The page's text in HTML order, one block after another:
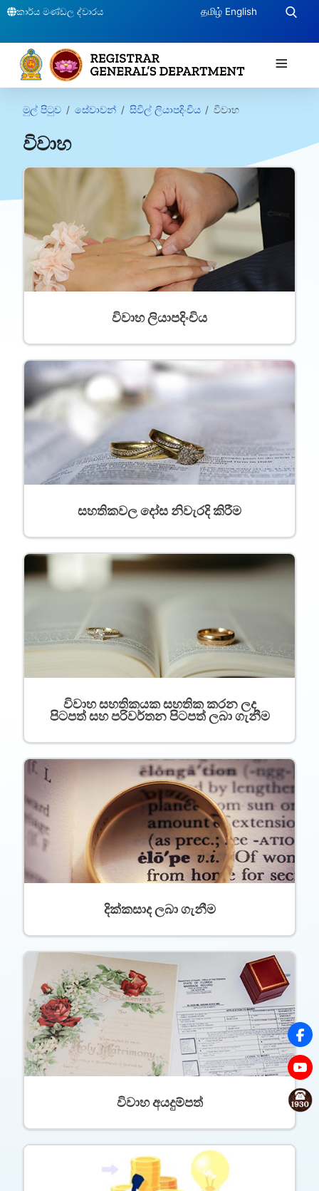
කාර්ය මණ්ඩල ද්වාරය தமிழ் English
≡
මුල් පිටුව සේවාවන් සිවිල් ලියාපදිංචිය විවාහ
විවාහ
විවාහ ලියාපදිංචිය
සහතිකවල දෝස නිවැරදි කිරීම
විවාහ සහතිකයක සහතික කරන ලද
පිටපත් සහ පරිවර්තන පිටපත් ලබා ගැනීම
දික්කසාද ලබා ගැනීම
විවාහ අයදුම්පත්